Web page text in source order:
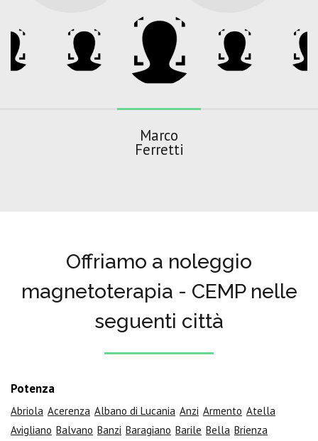
Marco
Ferretti
Offriamo a noleggio
magnetoterapia - CEMP nelle
seguenti città
Potenza
Abriola Acerenza Albano di Lucania Anzi Armento Atella
Avigliano Balvano Banzi Baragiano Barile Bella Brienza